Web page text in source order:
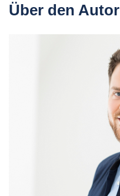
Über den Autor